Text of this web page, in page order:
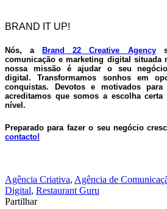
BRAND IT UP!
Nós, a Brand 22 Creative Agency
comunicação e marketing digital situada
nossa missão é ajudar o seu
digital.Transformamos sonhos em
conquistas. Devotos e motivados
acreditamos que somos a escolha
nível.
Preparado para fazer o seu negócio
contacto!
Agência Criativa, Agência de
Digital, Restaurant Guru
Partilhar